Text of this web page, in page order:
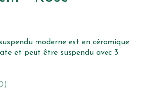
moderne est en céramique
et peut être suspendu avec 3
à